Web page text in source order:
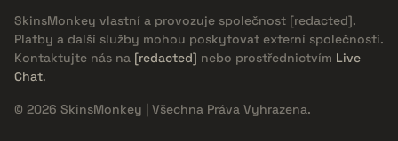
SkinsMonkey vlastní a provozuje společnost [redacted].
Platby a další služby mohou poskytovat externí společnosti.
Kontaktujte nás na [redacted] nebo prostřednictvím Live
Chat.
© 2026 SkinsMonkey | Všechna Práva Vyhrazena.